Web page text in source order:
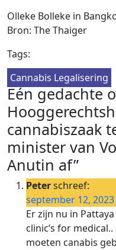
Olleke Bolleke in
Bron: The Thaiger
Tags:
Cannabis Legalisering
Eén gedachte
cannabiszaak
minister van
Anutin af”
Peterschreef:
september 12,
Er zijn nu in
clinic’s for
moeten canabis